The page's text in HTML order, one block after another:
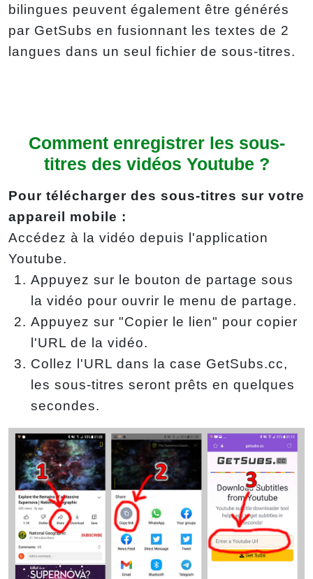
bilingues peuvent également être générés
par GetSubs en fusionnant les textes de 2
langues dans un seul fichier de sous-titres.
Comment enregistrer les sous-
titres des vidéos Youtube ?
Pour télécharger des sous-titres sur votre
appareil mobile :
Accédez à la vidéo depuis l'application
Youtube.
Appuyez sur le bouton de partage sous
la vidéo pour ouvrir le menu de partage.
Appuyez sur "Copier le lien" pour copier
l'URL de la vidéo.
Collez l'URL dans la case GetSubs.cc,
les sous-titres seront prêts en quelques
secondes.